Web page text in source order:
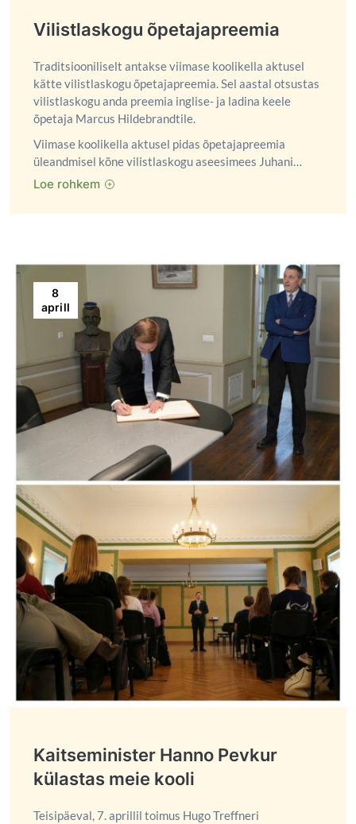
Vilistlaskogu õpetajapreemia
Traditsiooniliselt antakse viimase koolikella aktusel
kätte vilistlaskogu õpetajapreemia. Sel aastal otsustas
vilistlaskogu anda preemia inglise- ja ladina keele
õpetaja Marcus Hildebrandtile.
Viimase koolikella aktusel pidas õpetajapreemia
üleandmisel kõne vilistlaskogu aseesimees Juhani…
Loe rohkem
8
aprill
Kaitseminister Hanno Pevkur
külastas meie kooli
Teisipäeval, 7. aprillil toimus Hugo Treffneri